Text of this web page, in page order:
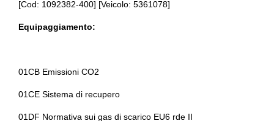
[Cod: 1092382-400] [Veicolo: 5361078]
Equipaggiamento:
01CB Emissioni CO2
01CE Sistema di recupero
01DF Normativa sui gas di scarico EU6 rde II